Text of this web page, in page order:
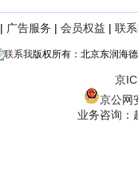
| 广告服务 | 会员权益 | 联
版权所有：北京东润海
京
京公网
业务咨询：